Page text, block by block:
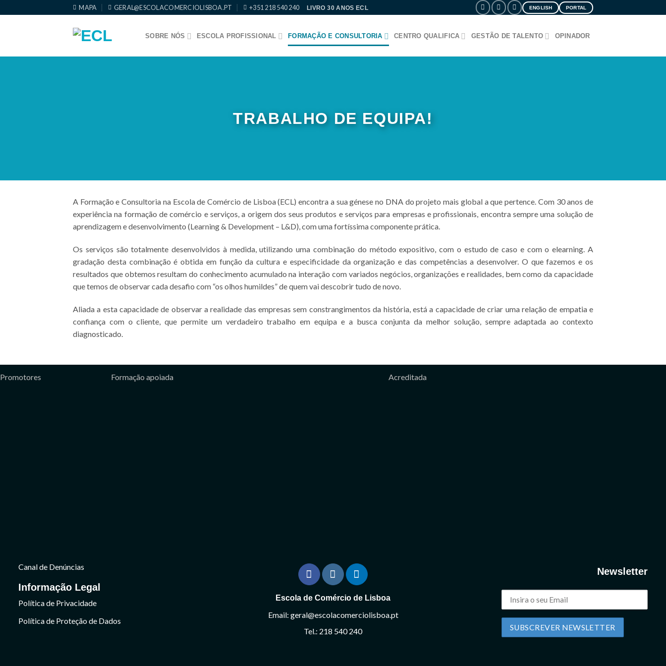
to
MAPA GERAL@ESCOLACOMERCIOLISBOA.PT +351 218 540 240 LIVRO 30 ANOS ECL ENGLISH PORTAL
SOBRE NÓS ESCOLA PROFISSIONAL FORMAÇÃO E CONSULTORIA CENTRO QUALIFICA GESTÃO DE TALENTO OPINADOR
TRABALHO DE EQUIPA!
A Formação e Consultoria na Escola de Comércio de Lisboa (ECL) encontra a sua génese no DNA do projeto mais global a que pertence. Com 30 anos de
experiência na formação de comércio e serviços, a origem dos seus produtos e serviços para empresas e profissionais, encontra sempre uma solução de
aprendizagem e desenvolvimento (Learning & Development – L&D), com uma fortíssima componente prática.
Os serviços são totalmente desenvolvidos à medida, utilizando uma combinação do método expositivo, com o estudo de caso e com o elearning. A
gradação desta combinação é obtida em função da cultura e especificidade da organização e das competências a desenvolver. O que fazemos e os
resultados que obtemos resultam do conhecimento acumulado na interação com variados negócios, organizações e realidades, bem como da capacidade
que temos de observar cada desafio com “os olhos humildes” de quem vai descobrir tudo de novo.
Aliada a esta capacidade de observar a realidade das empresas sem constrangimentos da história, está a capacidade de criar uma relação de empatia e
confiança com o cliente, que permite um verdadeiro trabalho em equipa e a busca conjunta da melhor solução, sempre adaptada ao contexto
diagnosticado.
Promotores Formação apoiada Acreditada
Canal de Denúncias
Informação Legal
Política de Privacidade
Política de Proteção de Dados
Escola de Comércio de Lisboa
Email: geral@escolacomerciolisboa.pt
Tel.: 218 540 240
Newsletter